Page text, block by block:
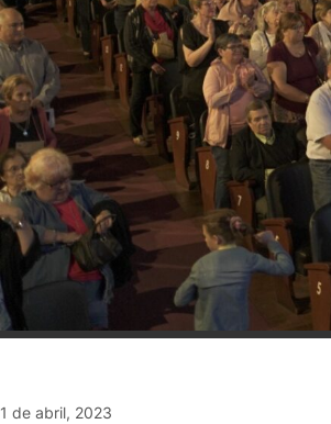
1 de abril, 2023